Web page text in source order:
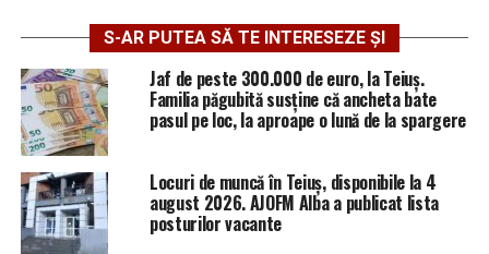
S-AR PUTEA SĂ TE INTERESEZE ȘI
Jaf de peste 300.000 de euro, la Teiuș.
Familia păgubită susține că ancheta bate
pasul pe loc, la aproape o lună de la spargere
Locuri de muncă în Teiuș, disponibile la 4
august 2026. AJOFM Alba a publicat lista
posturilor vacante